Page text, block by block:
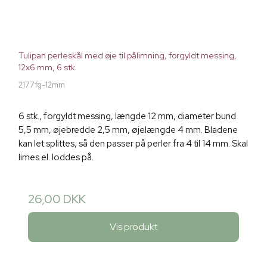
Tulipan perleskål med øje til pålimning, forgyldt messing,
12x6 mm, 6 stk
2177fg-12mm
6 stk., forgyldt messing, længde 12 mm, diameter bund
5,5 mm, øjebredde 2,5 mm, øjelængde 4 mm. Bladene
kan let splittes, så den passer på perler fra 4 til 14 mm. Skal
limes el. loddes på.
26,00 DKK
Vis produkt